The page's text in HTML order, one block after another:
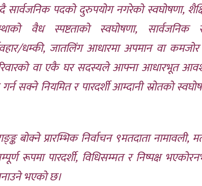
सार्वजनिक पदको दुरुपयोग नगरेको स्वघोषणा,
वैध स्पष्टताको स्वघोषणा, सार्वजनिक
धम्की, जातलिंग आधारमा अपमान वा
वा एकै घर सदस्यले आफ्ना आधारभूत
सक्ने नियमित र पारदर्शी आम्दानी स्रोतको
बोक्ने प्रारम्भिक निर्वाचन ९मतदाता
रूपमा पारदर्शी, विधिसम्मत र निष्पक्ष
भएको छ।